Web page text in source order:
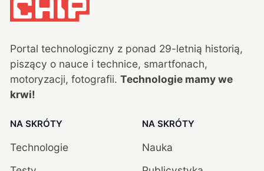
Portal technologiczny z ponad 29-letnią historią,
piszący o nauce i technice, smartfonach,
motoryzacji, fotografii. Technologie mamy we
krwi!
NA SKRÓTY
Technologie
NA SKRÓTY
Nauka